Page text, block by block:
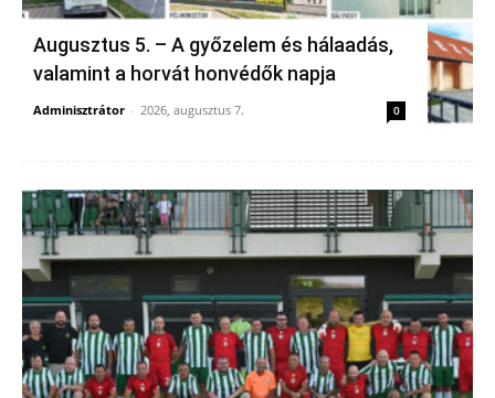
Augusztus 5. – A győzelem és hálaadás,
valamint a horvát honvédők napja
Adminisztrátor - 2026, augusztus 7. 0